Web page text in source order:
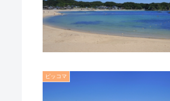
ピッコマ